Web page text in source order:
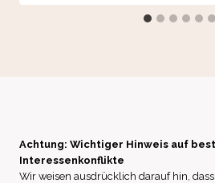
Achtung: Wichtiger Hinweis auf
Interessenkonflikte
Wir weisen ausdrücklich darauf hin,